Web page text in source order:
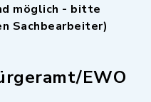
möglich - bitte
Sachbearbeiter)
EWO